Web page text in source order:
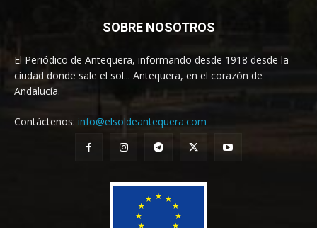
SOBRE NOSOTROS
El Periódico de Antequera, informando desde 1918 desde la
ciudad donde sale el sol... Antequera, en el corazón de
Andalucía.
Contáctenos: info@elsoldeantequera.com